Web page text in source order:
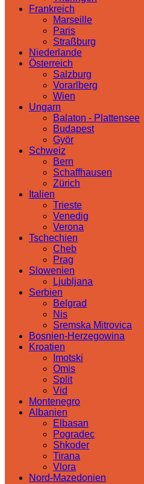
Frankreich
Marseille
Paris
Straßburg
Niederlande
Österreich
Salzburg
Vorarlberg
Wien
Ungarn
Balaton - Plattensee
Budapest
Györ
Schweiz
Bern
Schaffhausen
Zürich
Italien
Trieste
Venedig
Verona
Tschechien
Cheb
Prag
Slowenien
Ljubljana
Serbien
Belgrad
Nis
Sremska Mitrovica
Bosnien-Herzegowina
Kroatien
Imotski
Omis
Split
Vid
Montenegro
Albanien
Elbasan
Pogradec
Shkoder
Tirana
Vlora
Nord-Mazedonien